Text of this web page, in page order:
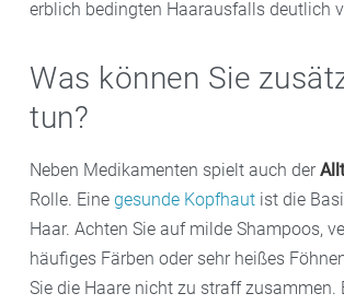
erblich bedingten Haarausfalls deutlich
Was können Sie
tun?
Neben Medikamenten spielt auch der
Rolle. Eine gesunde Kopfhaut ist die
Haar. Achten Sie auf milde Shampoos,
häufiges Färben oder sehr heißes
Sie die Haare nicht zu straff zusammen.